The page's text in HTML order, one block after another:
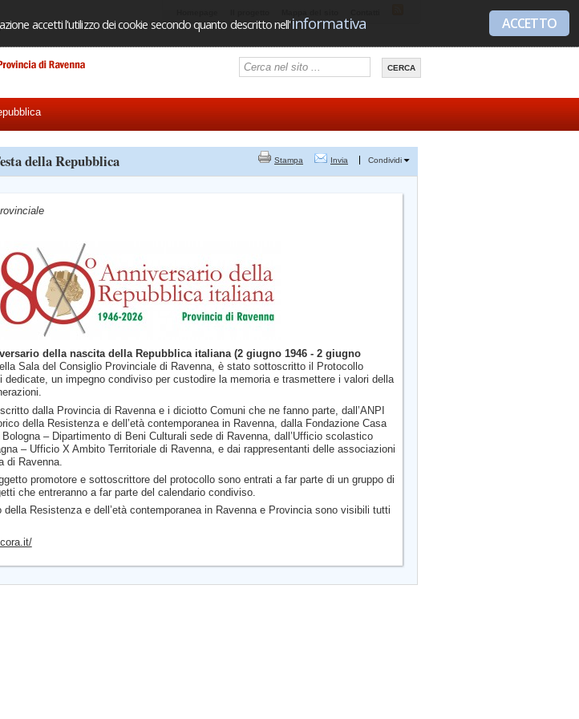
accetti l'utilizzo dei cookie secondo quanto descritto nell'informativa ACCETTO
della Repubblica Stampa Invia Condividi
della nascita della Repubblica italiana (2 giugno 1946 - 2 giugno
Sala del Consiglio Provinciale di Ravenna, è stato sottoscritto il Protocollo
dedicate, un impegno condiviso per custodire la memoria e trasmettere i valori della
dalla Provincia di Ravenna e i diciotto Comuni che ne fanno parte, dall’ANPI
della Resistenza e dell’età contemporanea in Ravenna, dalla Fondazione Casa
– Dipartimento di Beni Culturali sede di Ravenna, dall’Ufficio scolastico
– Ufficio X Ambito Territoriale di Ravenna, e dai rappresentanti delle associazioni
di Ravenna.
promotore e sottoscrittore del protocollo sono entrati a far parte di un gruppo di
che entreranno a far parte del calendario condiviso.
Resistenza e dell’età contemporanea in Ravenna e Provincia sono visibili tutti